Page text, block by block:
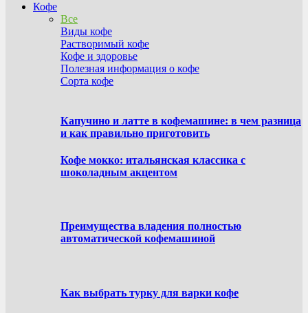
Кофе
Все
Виды кофе
Растворимый кофе
Кофе и здоровье
Полезная информация о кофе
Сорта кофе
Капучино и латте в кофемашине: в чем разница
и как правильно приготовить
Кофе мокко: итальянская классика с
шоколадным акцентом
Преимущества владения полностью
автоматической кофемашиной
Как выбрать турку для варки кофе